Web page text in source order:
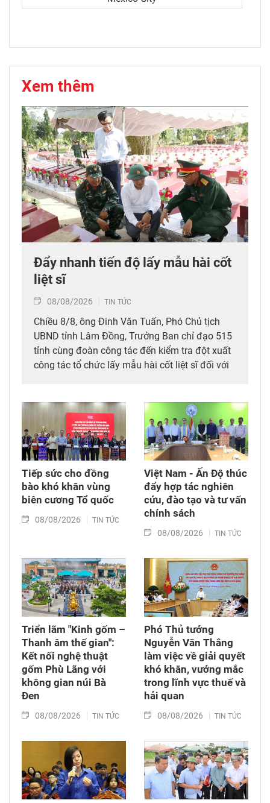
Xem thêm
Đẩy nhanh tiến độ lấy mẫu hài cốt
liệt sĩ
08/08/2026 TIN TỨC
Chiều 8/8, ông Đinh Văn Tuấn, Phó Chủ tịch
UBND tỉnh Lâm Đồng, Trưởng Ban chỉ đạo 515
tỉnh cùng đoàn công tác đến kiểm tra đột xuất
công tác tổ chức lấy mẫu hài cốt liệt sĩ đối với
thời tặng quà cho cán bộ, chiến sĩ tham gia
công tác lấy mẫu tại đây.
Tiếp sức cho đồng
bào khó khăn vùng
biên cương Tổ quốc
08/08/2026 TIN TỨC
Việt Nam - Ấn Độ thúc
đẩy hợp tác nghiên
cứu, đào tạo và tư vấn
chính sách
08/08/2026 TIN TỨC
Triển lãm "Kinh gốm –
Thanh âm thế gian":
Kết nối nghệ thuật
gốm Phù Lãng với
không gian núi Bà
Đen
08/08/2026 TIN TỨC
Phó Thủ tướng
Nguyễn Văn Thắng
làm việc về giải quyết
khó khăn, vướng mắc
trong lĩnh vực thuế và
hải quan
08/08/2026 TIN TỨC